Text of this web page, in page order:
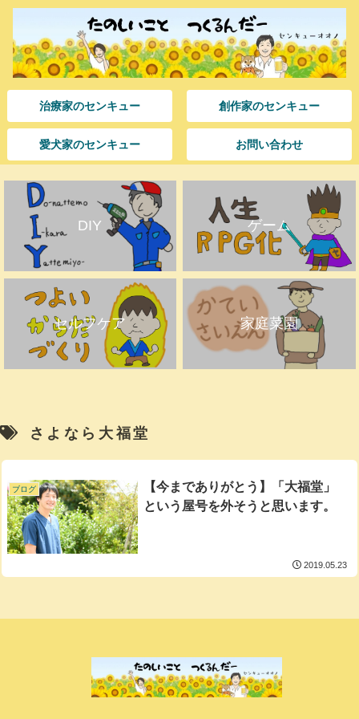
治療家のセンキュー 創作家のセンキュー
愛犬家のセンキュー お問い合わせ
DIY ゲーム
セルフケア 家庭菜園
さよなら大福堂
ブログ
【今までありがとう】「大福堂」
という屋号を外そうと思います。
2019.05.23